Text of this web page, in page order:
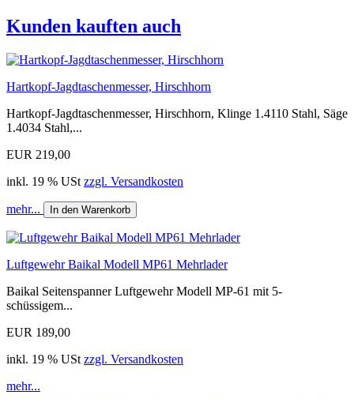
Kunden kauften auch
Hartkopf-Jagdtaschenmesser, Hirschhorn
Hartkopf-Jagdtaschenmesser, Hirschhorn, Klinge 1.4110 Stahl, Säge
1.4034 Stahl,...
EUR 219,00
inkl. 19 % USt zzgl. Versandkosten
mehr... In den Warenkorb
Luftgewehr Baikal Modell MP61 Mehrlader
Baikal Seitenspanner Luftgewehr Modell MP-61 mit 5-
schüssigem...
EUR 189,00
inkl. 19 % USt zzgl. Versandkosten
mehr...